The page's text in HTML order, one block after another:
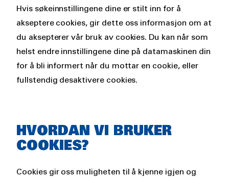
Hvis søkeinnstillingene dine er stilt inn for å
akseptere cookies, gir dette oss informasjon om at
du aksepterer vår bruk av cookies. Du kan når som
helst endre innstillingene dine på datamaskinen din
for å bli informert når du mottar en cookie, eller
fullstendig desaktivere cookies.
HVORDAN VI BRUKER
COOKIES?
Cookies gir oss muligheten til å kjenne igjen og